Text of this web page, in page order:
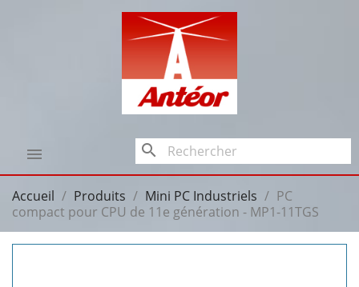
 search
Accueil Produits Mini PC Industriels
PC
compact pour CPU de 11e génération - MP1-11TGS